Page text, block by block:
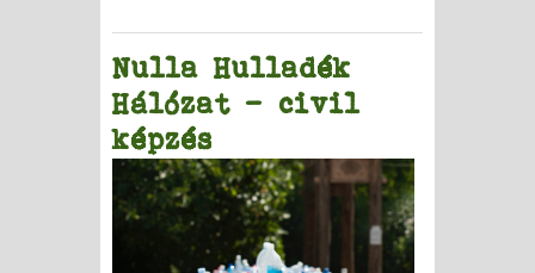
Nulla Hulladék
Hálózat – civil
képzés